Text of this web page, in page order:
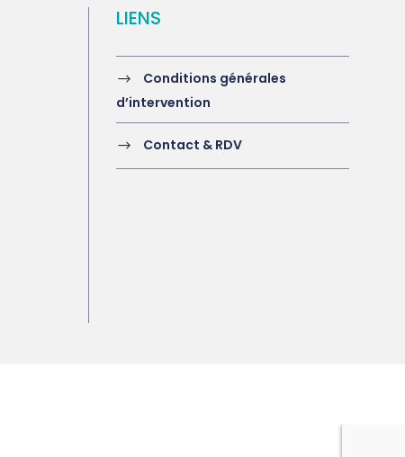
LIENS
Conditions générales
d’intervention
Contact & RDV